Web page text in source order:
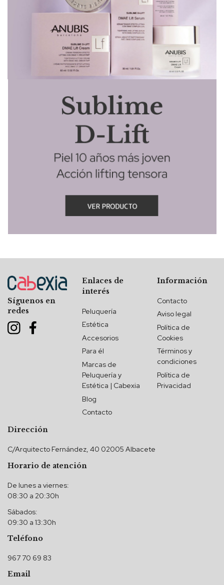
Síguenos en
redes
Enlaces de
interés
Peluquería
Estética
Accesorios
Para él
Marcas de
Peluquería y
Estética | Cabexia
Blog
Contacto
Información
Contacto
Aviso legal
Política de
Cookies
Términos y
condiciones
Política de
Privacidad
Dirección
C/Arquitecto Fernández, 40 02005 Albacete
Horario de atención
De lunes a viernes:
08:30 a 20:30h
Sábados:
09:30 a 13:30h
Teléfono
967 70 69 83
Email